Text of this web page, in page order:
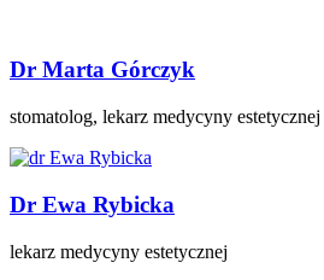
Dr Marta Górczyk
stomatolog, lekarz medycyny estetycznej
Dr Ewa Rybicka
lekarz medycyny estetycznej